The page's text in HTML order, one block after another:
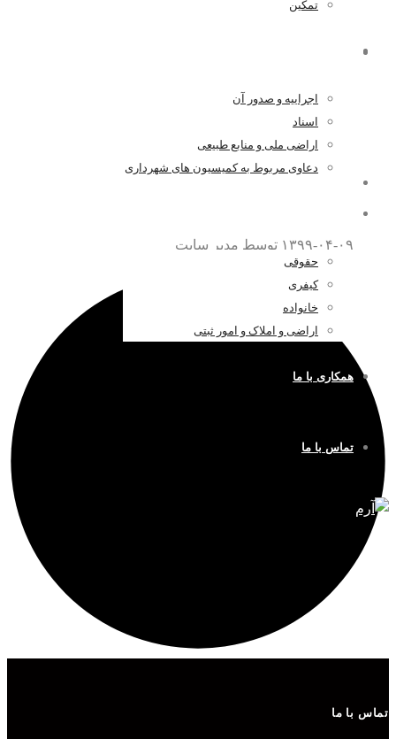
تمکین
اجراییه و صدور آن
اسناد
اراضی ملی و منابع طبیعی
دعاوی مربوط به کمیسیون های شهرداری
حقوقی
کیفری
خانواده
اراضی و املاک و امور ثبتی
همکاری با ما
تماس با ما
۱۳۹۸-۱۲-۱۴
همه چیز درباره قتل عمد
۱۳۹۹-۰۴-۰۹ توسط مدیر سایت
تماس با ما